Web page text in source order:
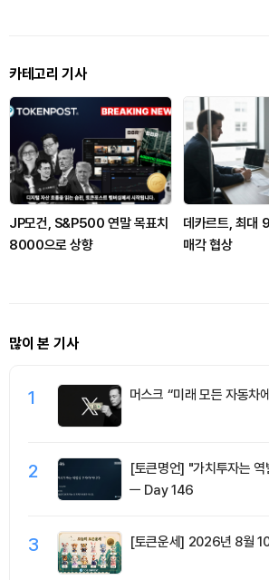
카테고리 기사
JP모건, S&P500 연말 목표치
8000으로 상향
데카르트, 최대
매각 협상
많이 본 기사
1 머스크 “미래 모든 자동차
2
[토큰명언] "가치투자는
ㅡ Day 146
3 [토큰운세] 2026년 8월